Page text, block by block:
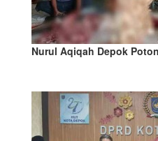
Nurul Aqiqah Depok